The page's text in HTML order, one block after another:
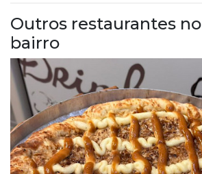
Outros restaurantes
bairro